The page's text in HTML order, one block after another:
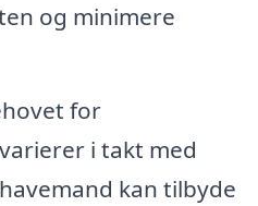
og minimere
for
i takt med
kan tilbyde